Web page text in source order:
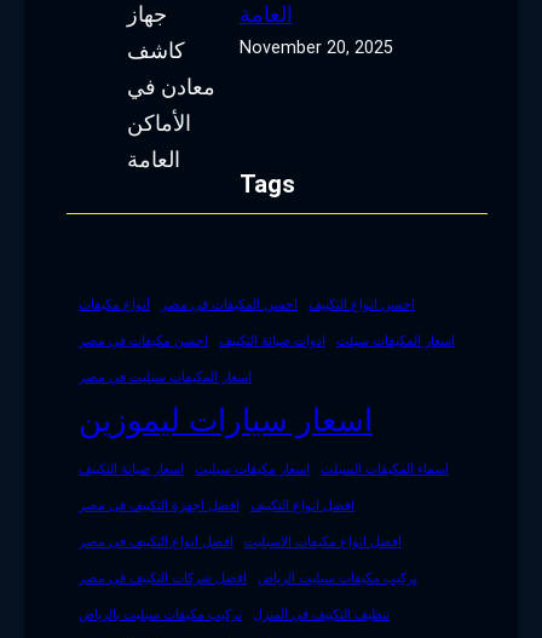
العامة
November 20, 2025
Tags
أنواع مكيفات احسن المكيفات في مصر احسن انواع التكييف
احسن مكيفات في مصر ادوات صيانة التكييف اسعار المكيفات سبلت
اسعار المكيفات سبليت في مصر
اسعار سيارات ليموزين
اسعار صيانة التكييف اسعار مكيفات سبليت اسماء المكيفات السبلت
افضل اجهزة التكييف فى مصر افضل انواع التكييف
افضل انواع التكييف فى مصر افضل انواع مكيفات الاسبليت
افضل شركات التكييف في مصر تركيب مكيفات سبليت الرياض
تركيب مكيفات سبليت بالرياض تنظيف التكييف في المنزل